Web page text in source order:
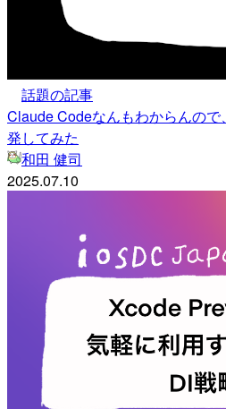
話題の記事
Claude Codeなんもわからんの
発してみた
和田 健司
2025.07.10